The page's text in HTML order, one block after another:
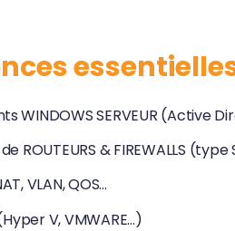
WINDOWS SERVEUR (Active
ROUTEURS & FIREWALLS
VLAN, QOS…
V, VMWARE…)